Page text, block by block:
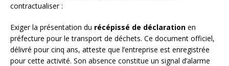
contractualiser :
Exiger la présentation du récépissé de déclaration en
préfecture pour le transport de déchets. Ce document officiel,
délivré pour cinq ans, atteste que l’entreprise est enregistrée
pour cette activité. Son absence constitue un signal d’alarme